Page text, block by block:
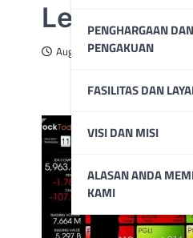
PENGHARGAAN DAN
PENGAKUAN
FASILITAS DAN
VISI DAN MISI
ALASAN ANDA
KAMI
Lengkap
August 13, 2025